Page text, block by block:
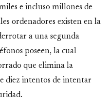
e incluso millones de
ordenadores existen en la
a una segunda
poseen, la cual
que elimina la
diez intentos de intentar